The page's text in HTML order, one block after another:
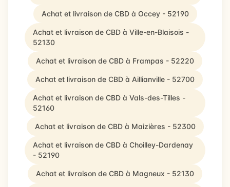
Achat et livraison de CBD à Occey - 52190
Achat et livraison de CBD à Ville-en-Blaisois -
52130
Achat et livraison de CBD à Frampas - 52220
Achat et livraison de CBD à Aillianville - 52700
Achat et livraison de CBD à Vals-des-Tilles -
52160
Achat et livraison de CBD à Maizières - 52300
Achat et livraison de CBD à Choilley-Dardenay
- 52190
Achat et livraison de CBD à Magneux - 52130